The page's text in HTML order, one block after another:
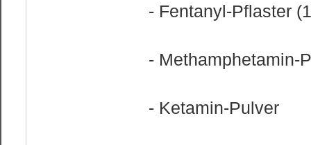
- Fentanyl-Pflaster
- Methamphetamin-
- Ketamin-Pulver